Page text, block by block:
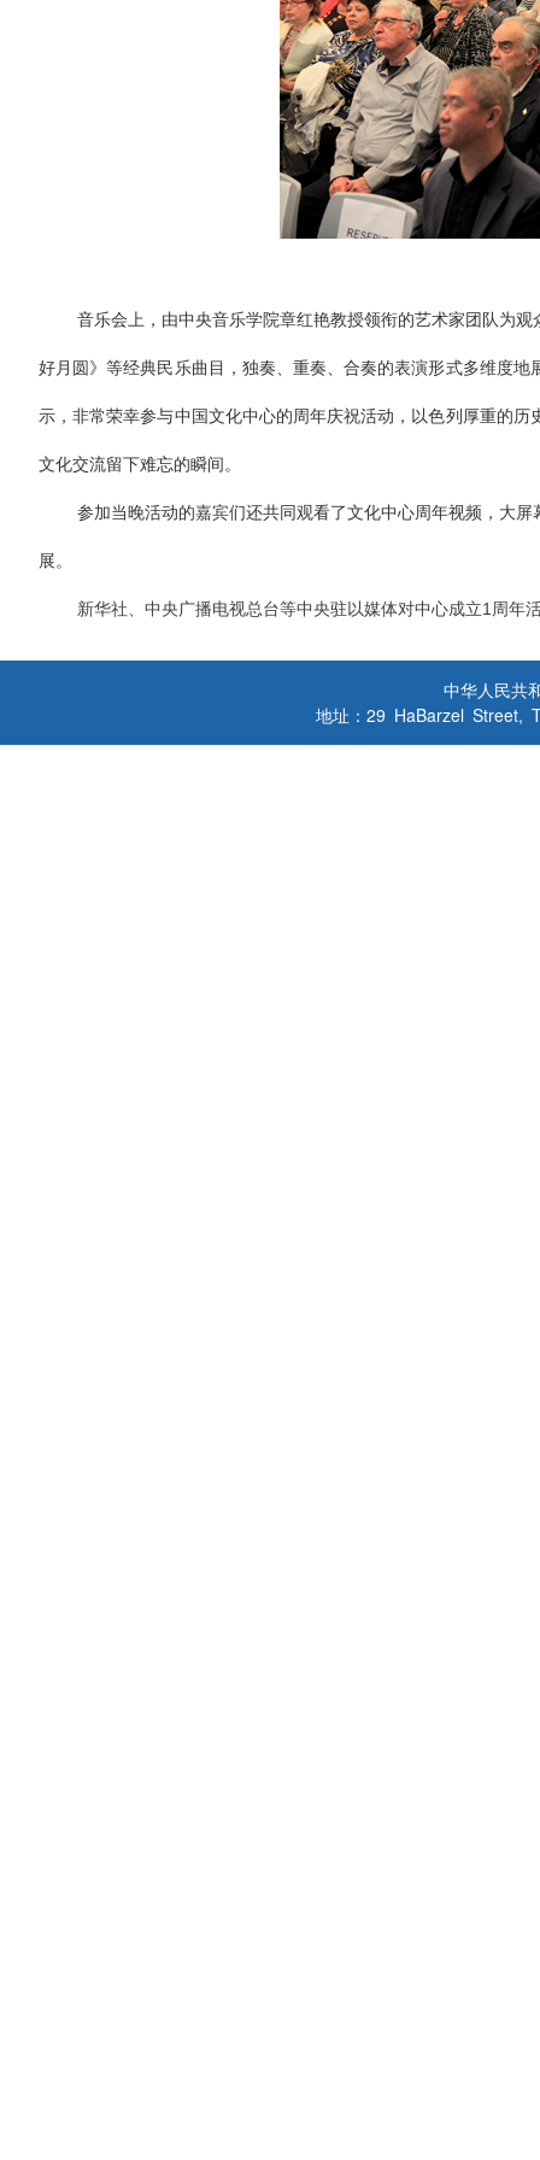
音乐会上，由中央音乐学院章红艳教授领衔的艺术家团队为观
好月圆》等经典民乐曲目，独奏、重奏、合奏的表演形式多维度
示，非常荣幸参与中国文化中心的周年庆祝活动，以色列厚重的
文化交流留下难忘的瞬间。
参加当晚活动的嘉宾们还共同观看了文化中心周年视频，大屏
展。
新华社、中央广播电视总台等中央驻以媒体对中心成立1 周年
中华人民共
地址：29 HaBarzel Street,